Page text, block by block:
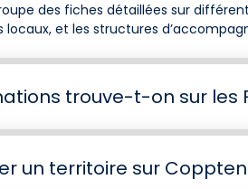
des fiches détaillées sur
locaux, et les structures
trouve-t-on sur les
un territoire sur Coppten